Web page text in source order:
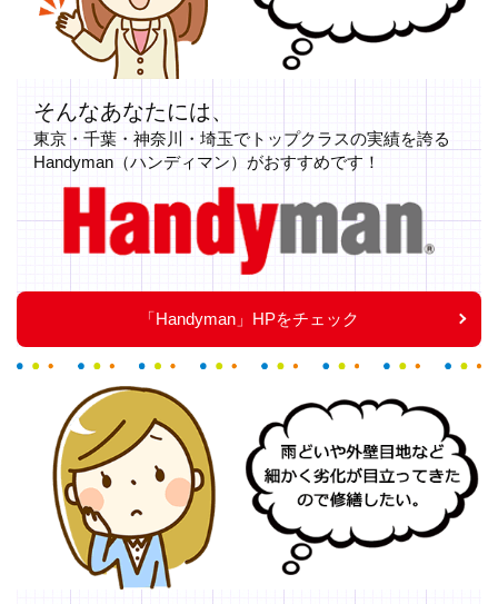
そんなあなたには、
東京・千葉・神奈川・埼玉でトップクラスの実績を誇る
Handyman（ハンディマン）がおすすめです！
「Handyman」HPをチェック